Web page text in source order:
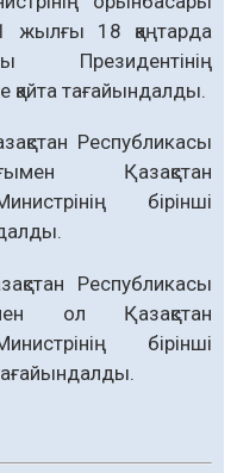
жылғы 18 қаңтарда
Президентінің
тағайындалды.
Республикасы
Қазақстан
бірінші
Республикасы
ол Қазақстан
бірінші